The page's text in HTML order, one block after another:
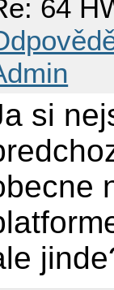
64
si